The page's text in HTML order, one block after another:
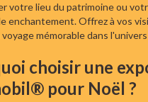
votre lieu du patrimoine ou
enchantement. Offrez à vos
voyage mémorable dans
choisir une
pour Noël ?